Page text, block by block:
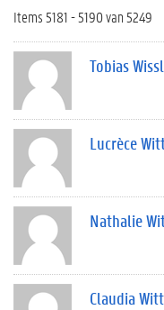
Items 5181 - 5190 van 5249
Tobias
Lucrèce
Nathalie
Claudia